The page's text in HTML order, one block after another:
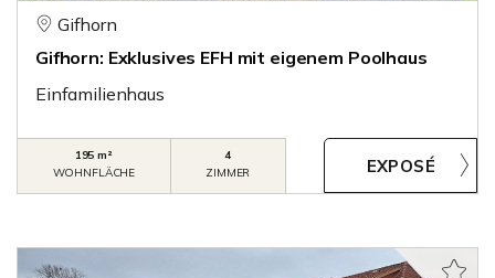
Gifhorn
Gifhorn: Exklusives EFH mit eigenem Poolhaus
Einfamilienhaus
195 m²
WOHNFLÄCHE
4
ZIMMER